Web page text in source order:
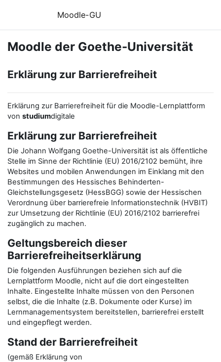
Moodle-GU
Moodle der Goethe-Universität
Erklärung zur Barrierefreiheit
Erklärung zur Barrierefreiheit für die Moodle-Lernplattform
von studiumdigitale
Erklärung zur Barrierefreiheit
Die Johann Wolfgang Goethe-Universität ist als öffentliche
Stelle im Sinne der Richtlinie (EU) 2016/2102 bemüht, ihre
Websites und mobilen Anwendungen im Einklang mit den
Bestimmungen des Hessisches Behinderten-
Gleichstellungsgesetz (HessBGG) sowie der Hessischen
Verordnung über barrierefreie Informationstechnik (HVBIT)
zur Umsetzung der Richtlinie (EU) 2016/2102 barrierefrei
zugänglich zu machen.
Geltungsbereich dieser
Barrierefreiheitserklärung
Die folgenden Ausführungen beziehen sich auf die
Lernplattform Moodle, nicht auf die dort eingestellten
Inhalte. Eingestellte Inhalte müssen von den Personen
selbst, die die Inhalte (z.B. Dokumente oder Kurse) im
Lernmanagementsystem bereitstellen, barrierefrei erstellt
und eingepflegt werden.
Stand der Barrierefreiheit
(gemäß Erklärung von